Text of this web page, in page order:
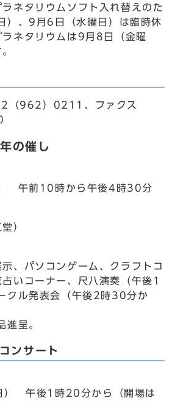
ネタリウムソフト入れ替えのた
）、9月6日（水曜日）は臨時休
ネタリウムは9月8日（金曜
962）0211、ファクス
の催し
午前10時から午後4時30分
）
、パソコンゲーム、クラフトコ
いコーナー、尺八演奏（午後1
クル発表会（午後2時30分か
呈。
ンサート
午後1時20分から（開場は